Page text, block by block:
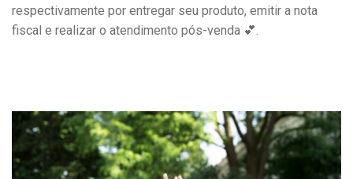
respectivamente por entregar seu produto, emitir a nota
fiscal e realizar o atendimento pós-venda 💕.